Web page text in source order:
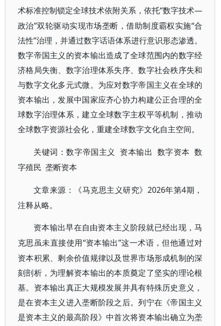
术标准控制锁定全球技术依附关系，依托“数字技术—
政治”双轮驱动实现市场垄断，借助制度霸权实施“合
法性”治理，并通过数字话语体系进行意识形态渗透。
数字帝国主义的资本输出造成了全球范围内的数字经
济格局失衡、数字治理体系失序、数字社会秩序失和
与数字文化多元式微。为应对数字帝国主义在全球的
资本输出，发展中国家应齐心协力构建公正合理的全
球数字治理体系，建立全球数字主权平等机制，推动
全球数字资源社会化，重建全球数字文化自主空间。
关键词：数字帝国主义
资本输出 数字资本 数
字殖民 垄断资本
文章来源： 《马克思主义研究》 2026年第4期，
注释从略。
资本输出早在自由资本主义阶段就已经出现，马
克思虽未直接使用 “资本输出”这一术语，但他通过对
资本积累、剩余价值规律以及世界市场形成机制的深
刻剖析，为理解资本输出的本质奠定了坚实的理论根
基。资本输出真正大规模发展并具有特殊历史意义，
是在资本主义进入垄断阶段之后。列宁在《帝国主义
是资本主义的最高阶段》中首次将资本输出确立为垄